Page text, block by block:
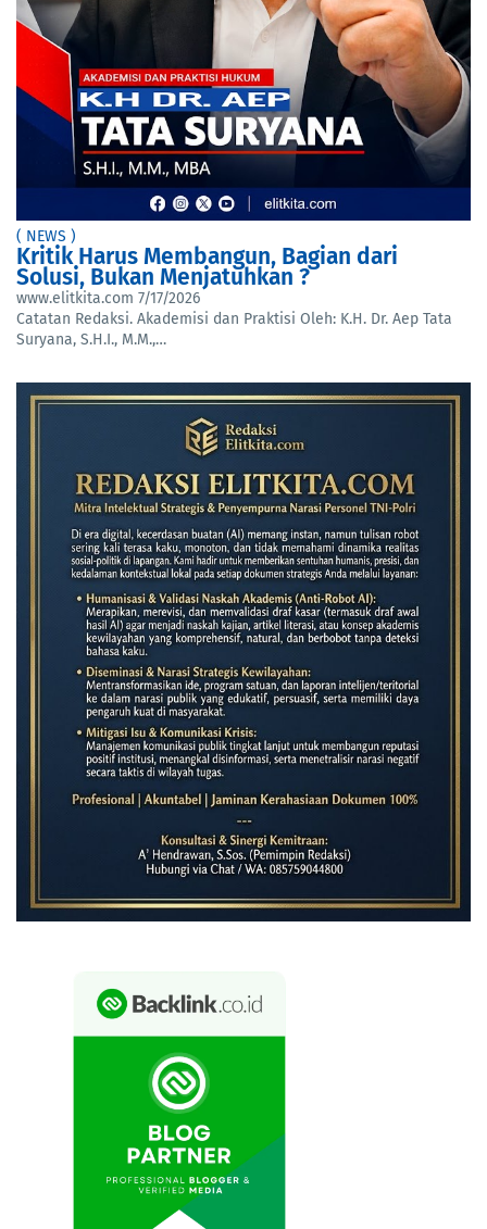
( NEWS )
Kritik Harus Membangun, Bagian dari
Solusi, Bukan Menjatuhkan ?
www.elitkita.com 7/17/2026
Catatan Redaksi. Akademisi dan Praktisi Oleh: K.H. Dr. Aep Tata
Suryana, S.H.I., M.M.,…